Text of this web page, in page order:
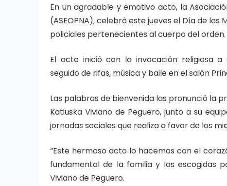
En un agradable y emotivo acto, la
(ASEOPNA), celebró este jueves el Día de
policiales pertenecientes al cuerpo del orden.
El acto inició con la invocación religiosa
seguido de rifas, música y baile en el salón
Las palabras de bienvenida las pronunció la
Katiuska Viviano de Peguero, junto a su
jornadas sociales que realiza a favor de los
“Este hermoso acto lo hacemos con el
fundamental de la familia y las escogidas
Viviano de Peguero.